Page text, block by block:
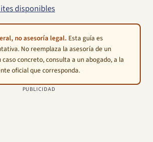
disponibles
no asesoría legal. Esta guía es
No reemplaza la asesoría de un
concreto, consulta a un abogado, a la
oficial que corresponda.
PUBLICIDAD